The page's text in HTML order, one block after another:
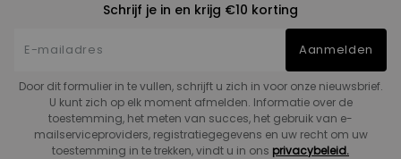
Schrijf je in en krijg €10 korting
Aanmelden
Door dit formulier in te vullen, schrijft u zich in voor onze nieuwsbrief.
U kunt zich op elk moment afmelden. Informatie over de
toestemming, het meten van succes, het gebruik van e-
mailserviceproviders, registratiegegevens en uw recht om uw
toestemming in te trekken, vindt u in ons privacybeleid.